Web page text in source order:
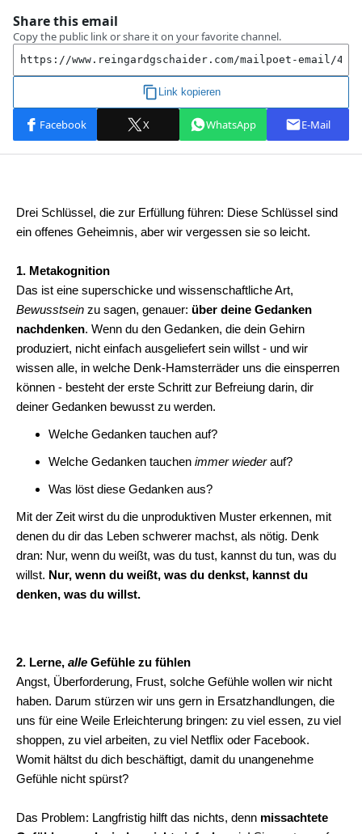
Drei Schlüssel, die zur Erfüllung führen: Diese Schlüssel sind
ein offenes Geheimnis, aber wir vergessen sie so leicht.
1. Metakognition
Das ist eine superschicke und wissenschaftliche Art,
Bewusstsein zu sagen, genauer: über deine Gedanken
nachdenken. Wenn du den Gedanken, die dein Gehirn
produziert, nicht einfach ausgeliefert sein willst - und wir
wissen alle, in welche Denk-Hamsterräder uns die einsperren
können - besteht der erste Schritt zur Befreiung darin, dir
deiner Gedanken bewusst zu werden.
Welche Gedanken tauchen auf?
Welche Gedanken tauchen immer wiederauf?
Was löst diese Gedanken aus?
Mit der Zeit wirst du die unproduktiven Muster erkennen, mit
denen du dir das Leben schwerer machst, als nötig. Denk
dran: Nur, wenn du weißt, was du tust, kannst du tun, was du
willst. Nur, wenn du weißt, was du denkst, kannst du
denken, was du willst.
2. Lerne, alle Gefühle zu fühlen
Angst, Überforderung, Frust, solche Gefühle wollen wir nicht
haben. Darum stürzen wir uns gern in Ersatzhandlungen, die
uns für eine Weile Erleichterung bringen: zu viel essen, zu viel
shoppen, zu viel arbeiten, zu viel Netflix oder Facebook.
Womit hältst du dich beschäftigt, damit du unangenehme
Gefühle nicht spürst?
Das Problem: Langfristig hilft das nichts, denn missachtete